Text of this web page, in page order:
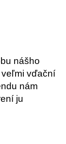
nášho
vďační
nám
ju